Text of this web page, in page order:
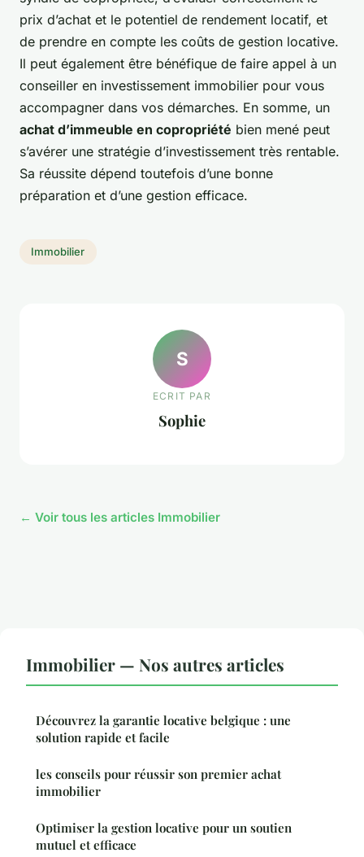
prix d’achat et le potentiel de rendement locatif, et
de prendre en compte les coûts de gestion locative.
Il peut également être bénéfique de faire appel à un
conseiller en investissement immobilier pour vous
accompagner dans vos démarches. En somme, un
achat d’immeuble en copropriété bien mené peut
s’avérer une stratégie d’investissement très rentable.
Sa réussite dépend toutefois d’une bonne
préparation et d’une gestion efficace.
Immobilier
S
ECRIT PAR
Sophie
← Voir tous les articles Immobilier
Immobilier — Nos autres articles
Découvrez la garantie locative belgique : une
solution rapide et facile
les conseils pour réussir son premier achat
immobilier
Optimiser la gestion locative pour un soutien
mutuel et efficace